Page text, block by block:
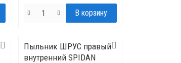
Пыльник ШРУС правый
внутренний SPIDAN